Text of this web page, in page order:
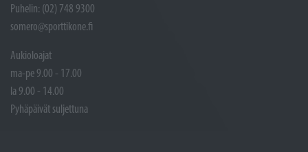
Puhelin: (02) 748 9300
somero@sporttikone.fi
Aukioloajat
ma-pe 9.00 - 17.00
la 9.00 - 14.00
Pyhäpäivät suljettuna